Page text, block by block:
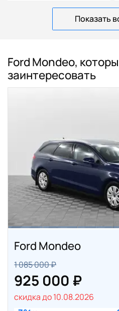
Показать
Ford Mondeo,
заинтересовать
Ford Mondeo
1 085 000 ₽
925 000 ₽
скидка до 10.08.2026